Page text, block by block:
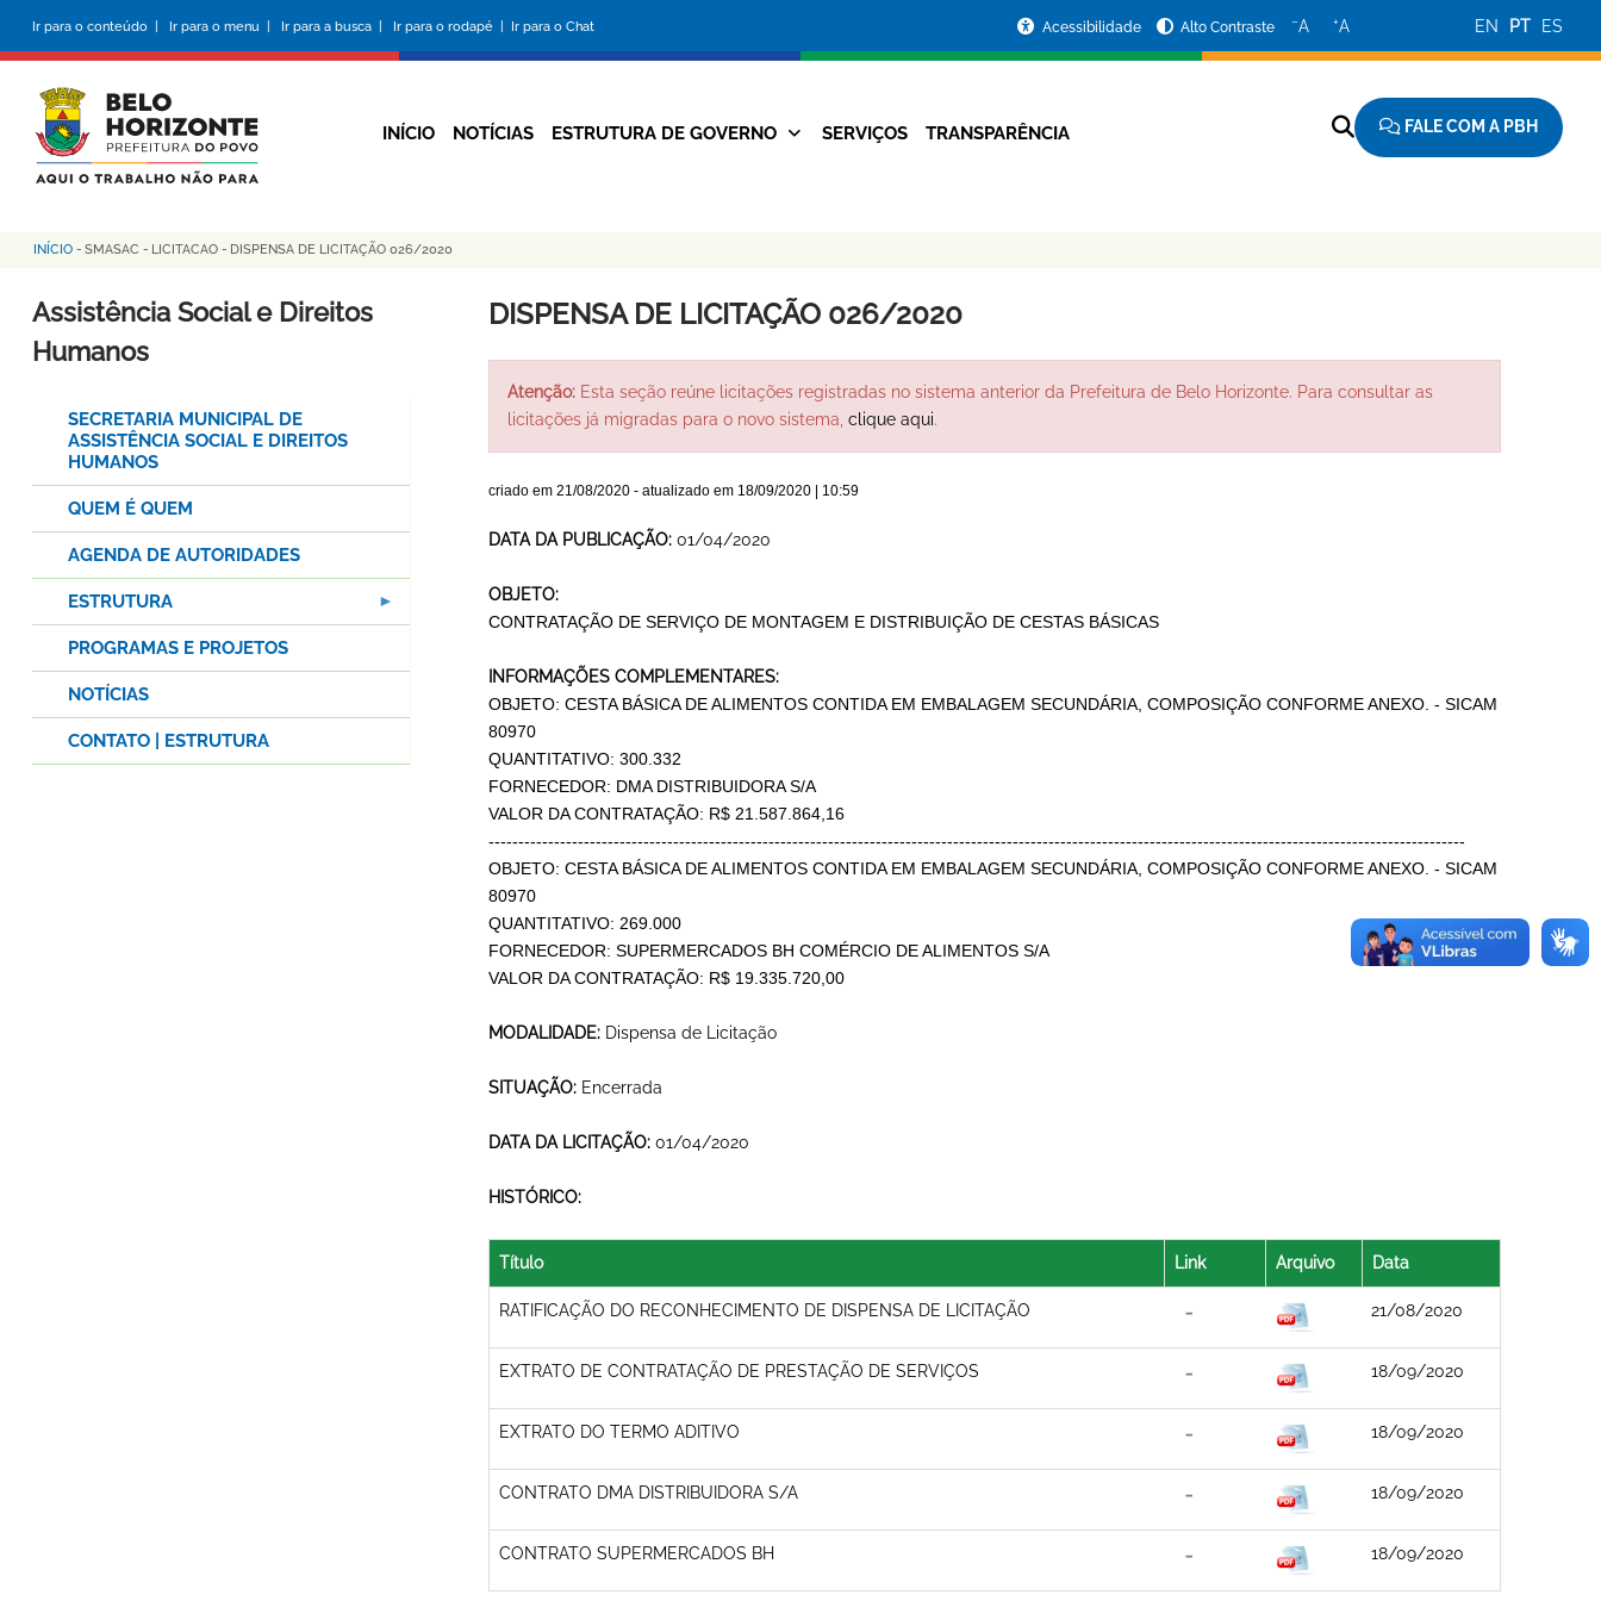
conteúdo
principal
Ir para o conteúdo | Ir para o menu | Ir para a busca | Ir para o rodapé | Ir para o Chat
da
Prefeitura
Acessibilidade Alto Contraste −A +A EN PT ES
Navegação
INÍCIO NOTÍCIAS ESTRUTURA DE GOVERNO SERVIÇOS TRANSPARÊNCIA FALE COM A PBH
Trilha
de
navegação
INÍCIO - SMASAC - LICITACAO - DISPENSA DE LICITAÇÃO 026/2020
DISPENSA DE LICITAÇÃO 026/2020
Atenção:Esta seção reúne licitações registradas no sistema anterior da Prefeitura de Belo Horizonte. Para consultar as
licitações já migradas para o novo sistema, clique aqui.
criado em 21/08/2020- atualizado em 18/09/2020 | 10:59
DATA DA PUBLICAÇÃO: 01/04/2020
OBJETO:
CONTRATAÇÃO DE SERVIÇO DE MONTAGEM E DISTRIBUIÇÃO DE CESTAS BÁSICAS
INFORMAÇÕES COMPLEMENTARES:
OBJETO: CESTA BÁSICA DE ALIMENTOS CONTIDA EM EMBALAGEM SECUNDÁRIA, COMPOSIÇÃO CONFORME ANEXO. - SICAM
80970
QUANTITATIVO: 300.332
FORNECEDOR: DMA DISTRIBUIDORA S/A
VALOR DA CONTRATAÇÃO: R$ 21.587.864,16
--------------------------------------------------------------------------------------------------------------------------------------------------------------------
OBJETO: CESTA BÁSICA DE ALIMENTOS CONTIDA EM EMBALAGEM SECUNDÁRIA, COMPOSIÇÃO CONFORME ANEXO. - SICAM
80970
QUANTITATIVO: 269.000
FORNECEDOR: SUPERMERCADOS BH COMÉRCIO DE ALIMENTOS S/A
VALOR DA CONTRATAÇÃO: R$ 19.335.720,00
MODALIDADE: Dispensa de Licitação
SITUAÇÃO: Encerrada
DATA DA LICITAÇÃO: 01/04/2020
HISTÓRICO:
Título Link Arquivo Data
RATIFICAÇÃO DO RECONHECIMENTO DE DISPENSA DE LICITAÇÃO 21/08/2020
EXTRATO DE CONTRATAÇÃO DE PRESTAÇÃO DE SERVIÇOS 18/09/2020
EXTRATO DO TERMO ADITIVO 18/09/2020
CONTRATO DMA DISTRIBUIDORA S/A 18/09/2020
CONTRATO SUPERMERCADOS BH 18/09/2020
Assistência Social e Direitos
Humanos
SECRETARIA MUNICIPAL DE
ASSISTÊNCIA SOCIAL E DIREITOS
HUMANOS
QUEM É QUEM
AGENDA DE AUTORIDADES
ESTRUTURA
PROGRAMAS E PROJETOS
NOTÍCIAS
CONTATO | ESTRUTURA